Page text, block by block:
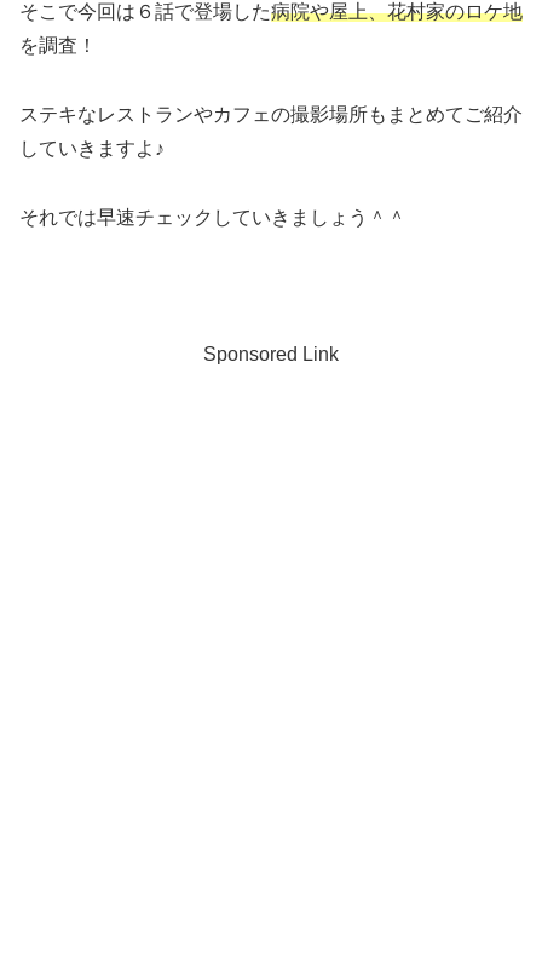
そこで今回は６話で登場した病院や屋上、花村家のロケ地
を調査！
ステキなレストランやカフェの撮影場所もまとめてご紹介
していきますよ♪
それでは早速チェックしていきましょう＾＾
Sponsored Link